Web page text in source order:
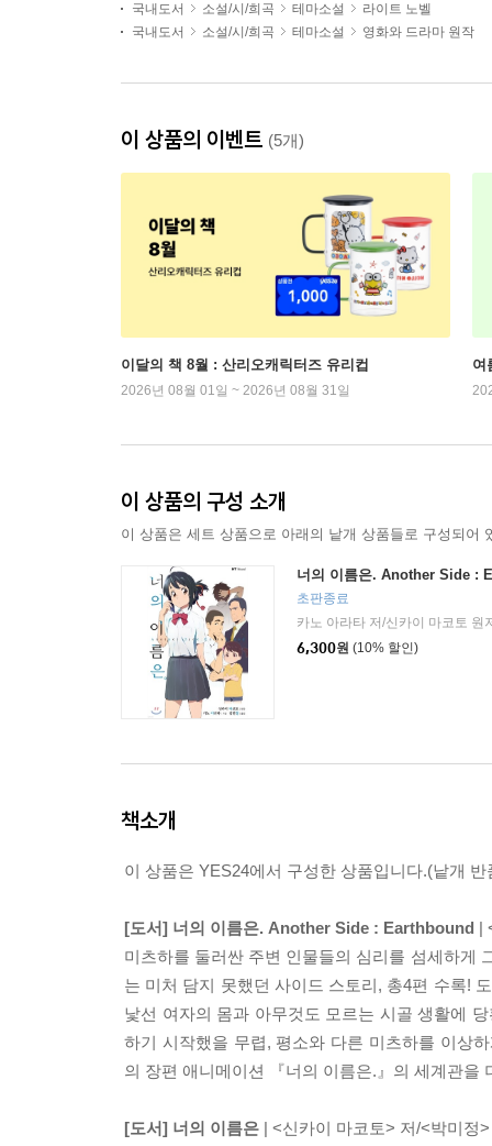
국내도서
소설/시/희곡 테마소설
라이트 노벨
국내도서
소설/시/희곡 테마소설 영화와 드라마 원작
이 상품의 이벤트 (5개)
이달의 책 8월 : 산리오캐릭터즈 유리컵
2026년 08월 01일 ~ 2026년 08월 31일
여
이 상품의 구성 소개
이 상품은 세트 상품으로 아래의 낱개 상품들로 구성되어
너의 이름은. Another Side :
초판종료
카노 아라타 저/신카이 마코토 원
6,300원 (10% 할인)
책소개
이 상품은 YES24에서 구성한 상품입니다.(낱개 반
[도서] 너의 이름은. Another Side : Earthbound |
미츠하를 둘러싼 주변 인물들의 심리를 섬세하게
는 미처 담지 못했던 사이드 스토리, 총4편 수록!
낯선 여자의 몸과 아무것도 모르는 시골 생활에
하기 시작했을 무렵, 평소와 다른 미츠하를 이상
의 장편 애니메이션 『너의 이름은.』의 세계관을
[도서] 너의 이름은 | <신카이 마코토> 저/<박미정